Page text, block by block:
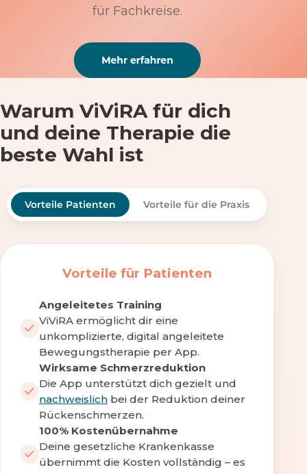
für Fachkreise.
Warum ViViRA für dich
und deine Therapie die
beste Wahl ist
Vorteile Patienten Vorteile für die Praxis
Vorteile für Patienten
Angeleitetes Training
ViViRA ermöglicht dir eine
unkomplizierte, digital angeleitete
Bewegungstherapie per App.
Wirksame Schmerzreduktion
Die App unterstützt dich gezielt und
nachweislich bei der Reduktion deiner
Rückenschmerzen.
100% Kostenübernahme
Deine gesetzliche Krankenkasse
übernimmt die Kosten vollständig – es